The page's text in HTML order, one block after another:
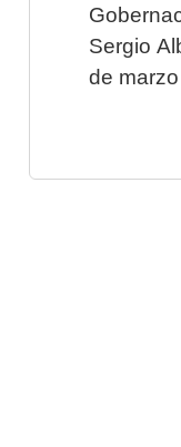
Sergio
de